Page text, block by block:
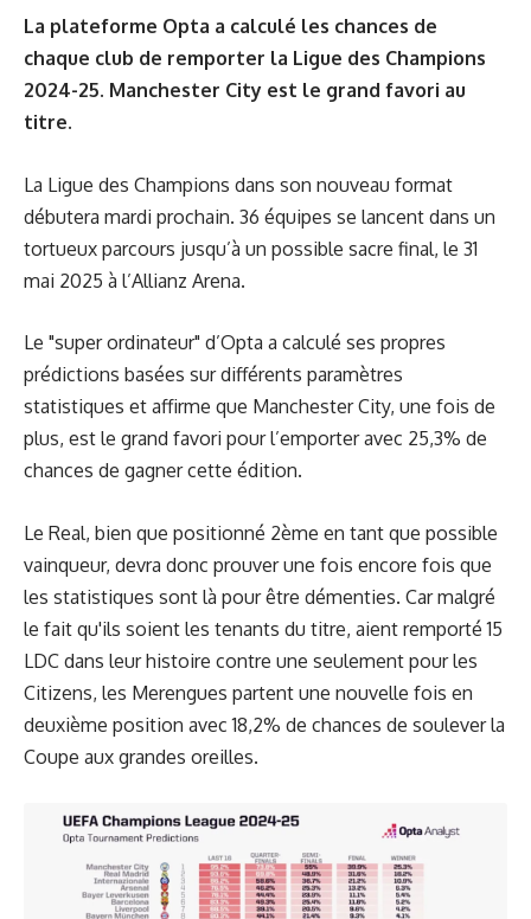
La plateforme Opta a calculé les chances de
chaque club de remporter la Ligue des Champions
2024-25. Manchester City est le grand favori au
titre.
La Ligue des Champions dans son nouveau format
débutera mardi prochain. 36 équipes se lancent dans un
tortueux parcours jusqu’à un possible sacre final, le 31
mai 2025 à l’Allianz Arena.
Le "super ordinateur" d’Opta a calculé ses propres
prédictions basées sur différents paramètres
statistiques et affirme que Manchester City, une fois de
plus, est le grand favori pour l’emporter avec 25,3% de
chances de gagner cette édition.
Le Real, bien que positionné 2ème en tant que possible
vainqueur, devra donc prouver une fois encore fois que
les statistiques sont là pour être démenties. Car malgré
le fait qu'ils soient les tenants du titre, aient remporté 15
LDC dans leur histoire contre une seulement pour les
Citizens, les Merengues partent une nouvelle fois en
deuxième position avec 18,2% de chances de soulever la
Coupe aux grandes oreilles.